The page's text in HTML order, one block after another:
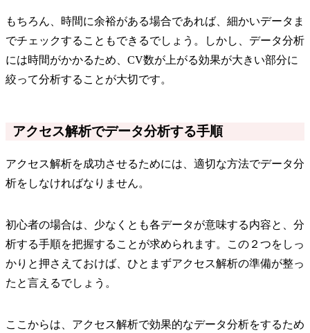
もちろん、時間に余裕がある場合であれば、細かいデータま
でチェックすることもできるでしょう。しかし、データ分析
には時間がかかるため、CV数が上がる効果が大きい部分に
絞って分析することが大切です。
アクセス解析でデータ分析する手順
アクセス解析を成功させるためには、適切な方法でデータ分
析をしなければなりません。
初心者の場合は、少なくとも各データが意味する内容と、分
析する手順を把握することが求められます。この２つをしっ
かりと押さえておけば、ひとまずアクセス解析の準備が整っ
たと言えるでしょう。
ここからは、アクセス解析で効果的なデータ分析をするため